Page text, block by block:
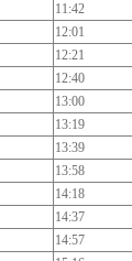
11:42
12:01
12:21
12:40
13:00
13:19
13:39
13:58
14:18
14:37
14:57